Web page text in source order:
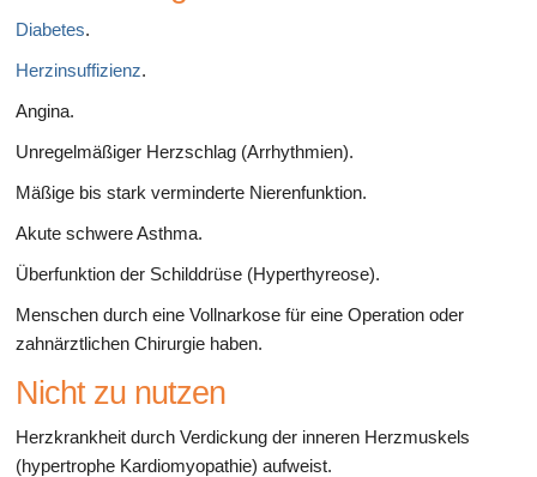
Diabetes.
Herzinsuffizienz.
Angina.
Unregelmäßiger Herzschlag (Arrhythmien).
Mäßige bis stark verminderte Nierenfunktion.
Akute schwere Asthma.
Überfunktion der Schilddrüse (Hyperthyreose).
Menschen durch eine Vollnarkose für eine Operation oder
zahnärztlichen Chirurgie haben.
Nicht zu nutzen
Herzkrankheit durch Verdickung der inneren Herzmuskels
(hypertrophe Kardiomyopathie) aufweist.